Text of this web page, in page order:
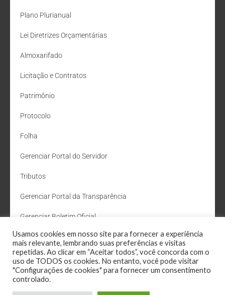
Plano Plurianual
Lei Diretrizes Orçamentárias
Almoxarifado
Licitação e Contratos
Patrimônio
Protocolo
Folha
Gerenciar Portal do Servidor
Tributos
Gerenciar Portal da Transparência
Gerenciar Boletim Oficial
Departamento de Água e Esgoto
Administração Site
Webmail
Usamos cookies em nosso site para fornecer a experiência
mais relevante, lembrando suas preferências e visitas
repetidas. Ao clicar em “Aceitar todos”, você concorda com o
uso de TODOS os cookies. No entanto, você pode visitar
"Configurações de cookies" para fornecer um consentimento
controlado.